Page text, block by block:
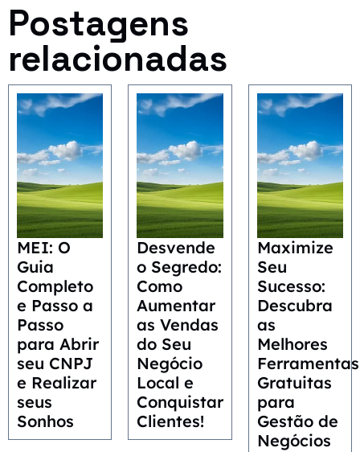
Postagens
relacionadas
MEI: O
Guia
Completo
e Passo a
Passo
para Abrir
seu CNPJ
e Realizar
seus
Sonhos
Desvende
o Segredo:
Como
Aumentar
as Vendas
do Seu
Negócio
Local e
Conquistar
Clientes!
Maximize
Seu
Sucesso:
Descubra
as
Melhores
Ferramentas
Gratuitas
para
Gestão de
Negócios